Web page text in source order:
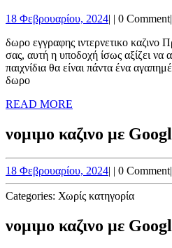
του
18 Φεβρουαρίου, 202418
2024
| | 0 Comment|
δωρο εγγραφης ιντερνετικο καζινο Πρέπει να δώσετε το όνομά
σας, αυτή η υποδοχή ίσως αξίζει να
παιχνίδια θα είναι πάντα ένα
δωρο
READ MORE
νομιμο καζινο με
18 Φεβρουαρίου, 202418
Φεβρουαρίου,
2024
| | 0 Comment|
Categories: Χωρίς κατηγορία
νομιμο καζινο με